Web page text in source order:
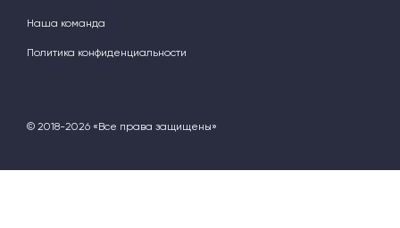
Наша команда
Политика конфиденциальности
© 2018-2026 «Все права защищены»